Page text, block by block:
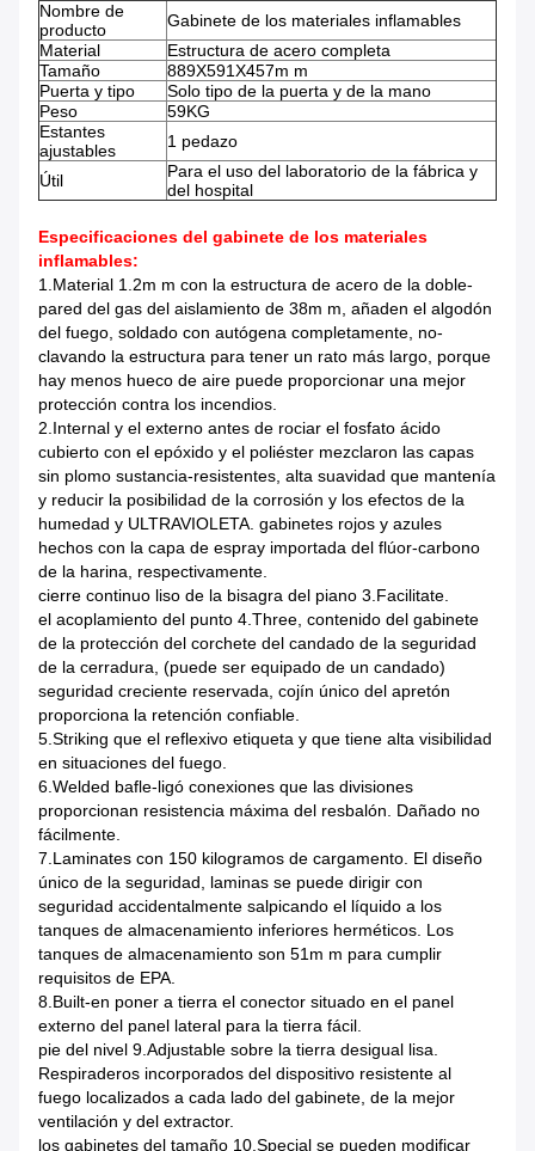
Nombre de
producto
Gabinete de los materiales inflamables
Material
Estructura de acero completa
Tamaño
889X591X457m m
Puerta y tipo
Solo tipo de la puerta y de la mano
Peso
59KG
Estantes
ajustables
1 pedazo
Útil
Para el uso del laboratorio de la fábrica y
del hospital
Especificaciones del gabinete de los materiales
inflamables:
1.Material 1.2m m con la estructura de acero de la doble-
pared del gas del aislamiento de 38m m, añaden el algodón
del fuego, soldado con autógena completamente, no-
clavando la estructura para tener un rato más largo, porque
hay menos hueco de aire puede proporcionar una mejor
protección contra los incendios.
2.Internal y el externo antes de rociar el fosfato ácido
cubierto con el epóxido y el poliéster mezclaron las capas
sin plomo sustancia-resistentes, alta suavidad que mantenía
y reducir la posibilidad de la corrosión y los efectos de la
humedad y ULTRAVIOLETA. gabinetes rojos y azules
hechos con la capa de espray importada del flúor-carbono
de la harina, respectivamente.
cierre continuo liso de la bisagra del piano 3.Facilitate.
el acoplamiento del punto 4.Three, contenido del gabinete
de la protección del corchete del candado de la seguridad
de la cerradura, (puede ser equipado de un candado)
seguridad creciente reservada, cojín único del apretón
proporciona la retención confiable.
5.Striking que el reflexivo etiqueta y que tiene alta visibilidad
en situaciones del fuego.
6.Welded bafle-ligó conexiones que las divisiones
proporcionan resistencia máxima del resbalón. Dañado no
fácilmente.
7.Laminates con 150 kilogramos de cargamento. El diseño
único de la seguridad, laminas se puede dirigir con
seguridad accidentalmente salpicando el líquido a los
tanques de almacenamiento inferiores herméticos. Los
tanques de almacenamiento son 51m m para cumplir
requisitos de EPA.
8.Built-en poner a tierra el conector situado en el panel
externo del panel lateral para la tierra fácil.
pie del nivel 9.Adjustable sobre la tierra desigual lisa.
Respiraderos incorporados del dispositivo resistente al
fuego localizados a cada lado del gabinete, de la mejor
ventilación y del extractor.
los gabinetes del tamaño 10.Special se pueden modificar